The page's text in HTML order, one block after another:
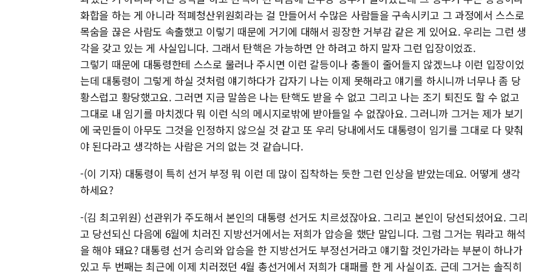
화합을 하는 게 아니라 적폐청산위원회라는 걸 만들어서 수많은 사람들을 구속시키고 그 과정에서 스스로
목숨을 끊은 사람도 속출했고 이렇기 때문에 거기에 대해서 굉장한 거부감 같은 게 있어요. 우리는 그런 생
각을 갖고 있는 게 사실입니다. 그래서 탄핵은 가능하면 안 하려고 하지 말자 그런 입장이었죠.
그렇기 때문에 대통령한테 스스로 물러나 주시면 이런 갈등이나 충돌이 줄어들지 않겠느냐 이런 입장이었
는데 대통령이 그렇게 하실 것처럼 얘기하다가 갑자기 나는 이제 못해라고 얘기를 하시니까 너무나 좀 당
황스럽고 황당했고요. 그러면 지금 말씀은 나는 탄핵도 받을 수 없고 그리고 나는 조기 퇴진도 할 수 없고
그대로 내 임기를 마치겠다 뭐 이런 식의 메시지로밖에 받아들일 수 없잖아요. 그러니까 그거는 제가 보기
에 국민들이 아무도 그것을 인정하지 않으실 것 같고 또 우리 당내에서도 대통령이 임기를 그대로 다 맞춰
야 된다라고 생각하는 사람은 거의 없는 것 같습니다.
-(이 기자) 대통령이 특히 선거 부정 뭐 이런 데 많이 집착하는 듯한 그런 인상을 받았는데요. 어떻게 생각
하세요?
-(김 최고위원) 선관위가 주도해서 본인의 대통령 선거도 치르셨잖아요. 그리고 본인이 당선되셨어요. 그리
고 당선되신 다음에 6월에 치러진 지방선거에서는 저희가 압승을 했단 말입니다. 그럼 그거는 뭐라고 해석
을 해야 돼요? 대통령 선거 승리와 압승을 한 지방선거도 부정선거라고 얘기할 것인가라는 부분이 하나가
있고 두 번째는 최근에 이제 치러졌던 4월 총선거에서 저희가 대패를 한 게 사실이죠. 근데 그거는 솔직히